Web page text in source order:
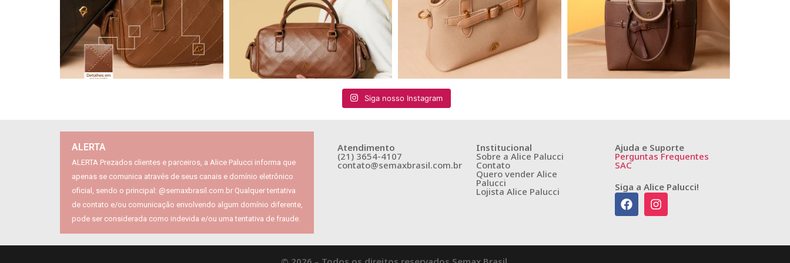
Siga nosso Instagram
ALERTA
ALERTA Prezados clientes e parceiros, a Alice Palucci informa que
apenas se comunica através de seus canais e domínio eletrônico
oficial, sendo o principal: @semaxbrasil.com.br Qualquer tentativa
de contato e/ou comunicação envolvendo algum domínio diferente,
pode ser considerada como indevida e/ou uma tentativa de fraude.
Atendimento
(21) 3654-4107
contato@semaxbrasil.com.br
Institucional
Sobre a Alice Palucci
Contato
Quero vender Alice
Palucci
Lojista Alice Palucci
Ajuda e Suporte
Perguntas Frequentes
SAC
Siga a Alice Palucci!